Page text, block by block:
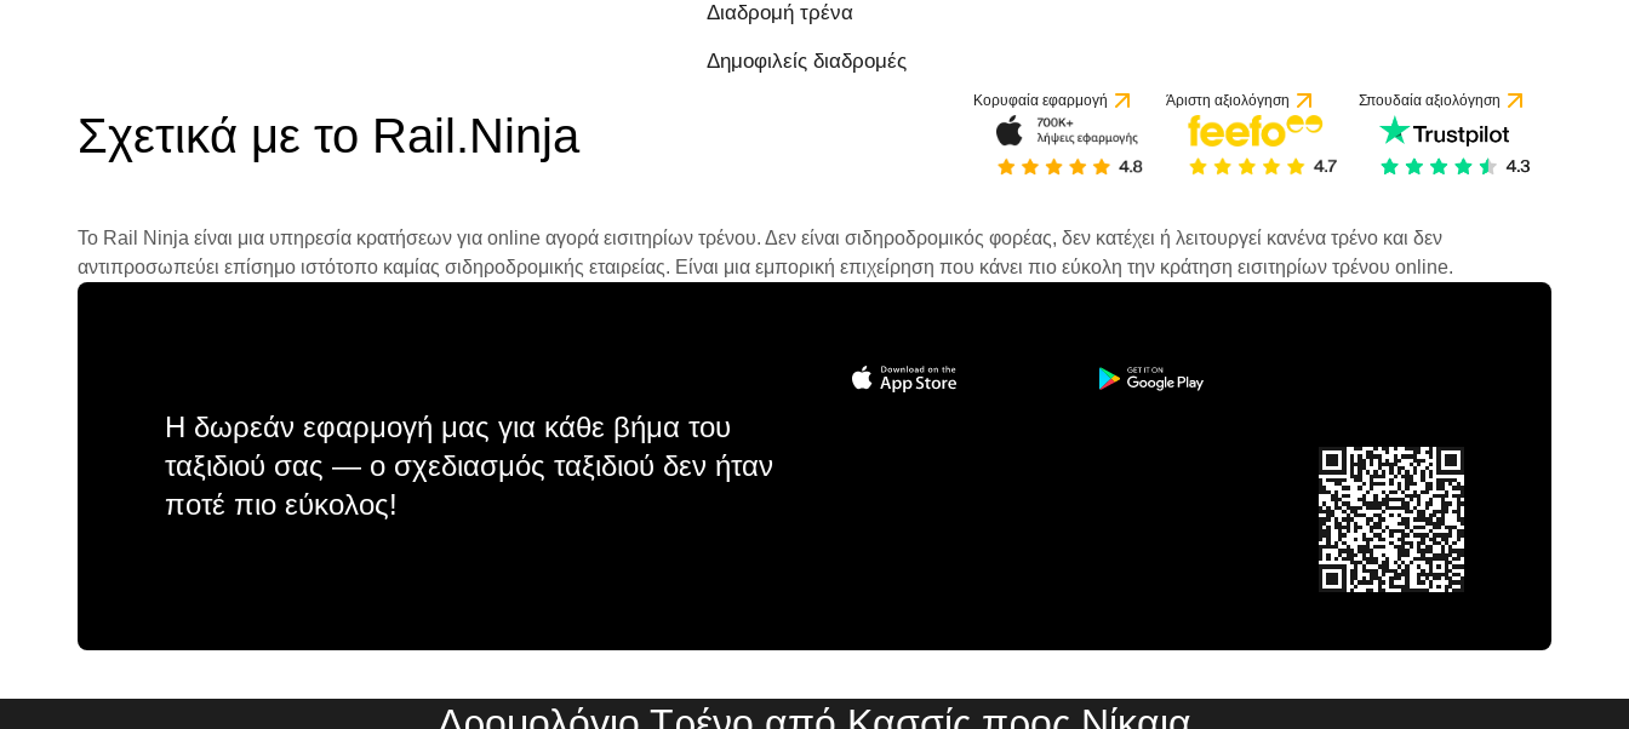
Διαδρομή τρένα
Δημοφιλείς διαδρομές
Σχετικά με το Rail.Ninja
Κορυφαία εφαρμογή Άριστη αξιολόγηση Σπουδαία αξιολόγηση
Το Rail Ninja είναι μια υπηρεσία κρατήσεων για online αγορά εισιτηρίων τρένου. Δεν είναι σιδηροδρομικός φορέας, δεν κατέχει ή λειτουργεί κανένα τρένο και δεν
αντιπροσωπεύει επίσημο ιστότοπο καμίας σιδηροδρομικής εταιρείας. Είναι μια εμπορική επιχείρηση που κάνει πιο εύκολη την κράτηση εισιτηρίων τρένου online.
Η δωρεάν εφαρμογή μας για κάθε βήμα του
ταξιδιού σας — ο σχεδιασμός ταξιδιού δεν ήταν
ποτέ πιο εύκολος!